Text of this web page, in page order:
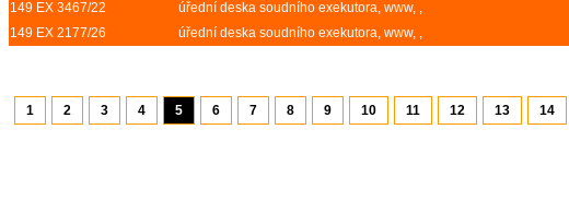
149 EX 3467/22
úřední deska soudního exekutora, www, ,
149 EX 2177/26
úřední deska soudního exekutora, www, ,
1 2 3 4 5 6 7 8 9 10 11 12 13 14